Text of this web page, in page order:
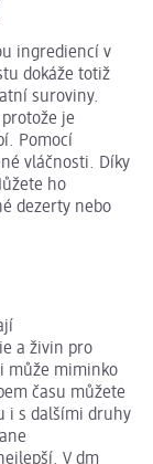
ingrediencí v
dokáže totiž
suroviny.
je
Pomocí
vláčnosti. Díky
ho
dezerty nebo
a živin pro
může miminko
času můžete
i s dalšími druhy
V dm